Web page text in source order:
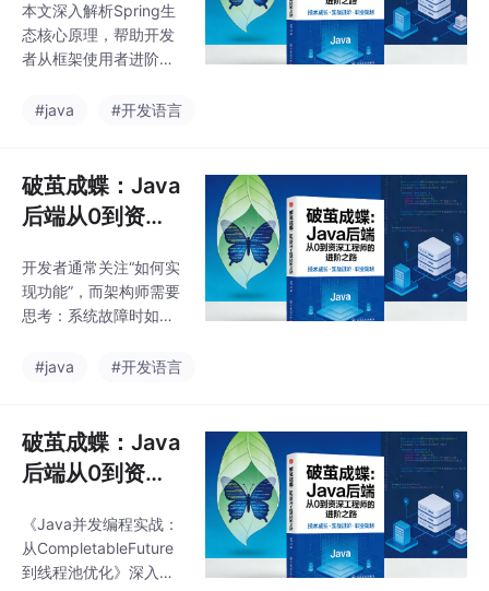
通过真实案例解析常见
性能问题解决方案。重
点内容包括：如何通过E
划，优化深分页的三种
C实现可重复读的原
路（二）
本文深入解析Spring生
态核心原理，帮助开发
者从框架使用者进阶为
oC容器揭示Bean生命
流程。重点剖析循环依
赖的三级缓存机制，解
释为何构造器注入的循
解密Spring Boot自动配
置魔法，分析@Enable
AutoConfiguration与sp
制。掌握这些核心原理
#java #开发语言
破茧成蝶：Java
后端从0到资深
路（七）
开发者通常关注“如何实
现功能”，而架构师需要
思考：系统故障时如何
何自动化发现？容器化
系统能否在复杂环境下
长期稳定运行。本篇文
章核心内容：可观测
标监控让系统“透明
化”。代码质量：利用质
量门禁、测试覆盖率守
#java #开发语言
破茧成蝶：Java
后端从0到资深
路（五）
《Java并发编程实战：
从CompletableFuture
到线程池优化》深入探